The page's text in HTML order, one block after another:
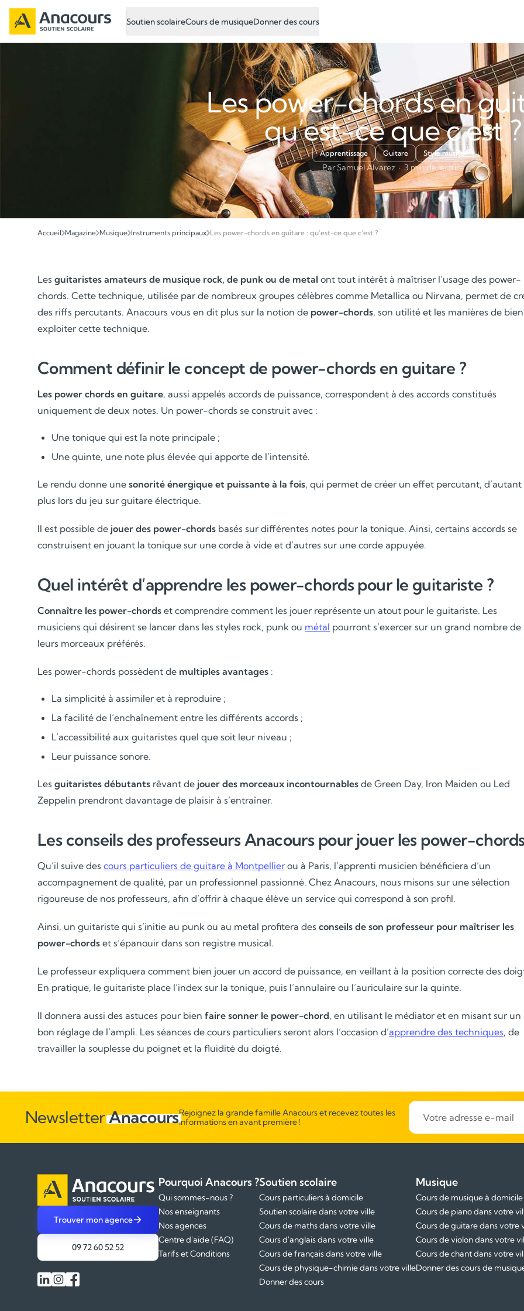
Soutien scolaireCours de musiqueDonner des cours
Les power-chords en
qu’est-ce que c’est ?
Apprentissage Guitare Style musical
Par Samuel Alvarez · 3 min de lecture
Accueil Magazine Musique Instruments principaux Les power-chords en guitare : qu’est-ce que c’est ?
Les guitaristes amateurs de musique rock, de punk ou de metal ont tout intérêt à maîtriser l’usage des power-
chords. Cette technique, utilisée par de nombreux groupes célèbres comme Metallica ou Nirvana, permet de
des riffs percutants. Anacours vous en dit plus sur la notion de power-chords, son utilité et les manières de bien
exploiter cette technique.
Comment définir le concept de power-chords en guitare ?
Les power chords en guitare, aussi appelés accords de puissance, correspondent à des accords constitués
uniquement de deux notes. Un power-chords se construit avec :
Une tonique qui est la note principale ;
Une quinte, une note plus élevée qui apporte de l’intensité.
Le rendu donne une sonorité énergique et puissante à la fois, qui permet de créer un effet percutant, d’autant
plus lors du jeu sur guitare électrique.
Il est possible de jouer des power-chords basés sur différentes notes pour la tonique. Ainsi, certains accords se
construisent en jouant la tonique sur une corde à vide et d’autres sur une corde appuyée.
Quel intérêt d’apprendre les power-chords pour le guitariste ?
Connaître les power-chords et comprendre comment les jouer représente un atout pour le guitariste. Les
musiciens qui désirent se lancer dans les styles rock, punk ou métal pourront s’exercer sur un grand nombre de
leurs morceaux préférés.
Les power-chords possèdent de multiples avantages :
La simplicité à assimiler et à reproduire ;
La facilité de l’enchaînement entre les différents accords ;
L’accessibilité aux guitaristes quel que soit leur niveau ;
Leur puissance sonore.
Les guitaristes débutants rêvant de jouer des morceaux incontournables de Green Day, Iron Maiden ou Led
Zeppelin prendront davantage de plaisir à s’entraîner.
Les conseils des professeurs Anacours pour jouer les power-
Qu’il suive des cours particuliers de guitare à Montpellier ou à Paris, l’apprenti musicien bénéficiera d’un
accompagnement de qualité, par un professionnel passionné. Chez Anacours, nous misons sur une sélection
rigoureuse de nos professeurs, afin d’offrir à chaque élève un service qui correspond à son profil.
Ainsi, un guitariste qui s’initie au punk ou au metal profitera des conseils de son professeur pour maîtriser les
power-chords et s’épanouir dans son registre musical.
Le professeur expliquera comment bien jouer un accord de puissance, en veillant à la position correcte des
En pratique, le guitariste place l’index sur la tonique, puis l’annulaire ou l’auriculaire sur la quinte.
Il donnera aussi des astuces pour bien faire sonner le power-chord, en utilisant le médiator et en misant sur un
bon réglage de l’ampli. Les séances de cours particuliers seront alors l’occasion d’apprendre des techniques, de
travailler la souplesse du poignet et la fluidité du doigté.
NewsletterAnacoursRejoignez la grande famille Anacours et recevez toutes les
informations en avant première !
Les deux
Trouver mon agence
09 72 60 52 52
Pourquoi Anacours ?
Qui sommes-nous ?
Nos enseignants
Nos agences
Centre d'aide (FAQ)
Tarifs et Conditions
Soutien scolaire
Cours particuliers à domicile
Soutien scolaire dans votre ville
Cours de maths dans votre ville
Cours d'anglais dans votre ville
Cours de français dans votre ville
Cours de physique-chimie dans votre ville
Donner des cours
Musique
Cours de musique à domicile
Cours de piano dans votre
Cours de guitare dans votre
Cours de violon dans votre
Cours de chant dans votre
Donner des cours de